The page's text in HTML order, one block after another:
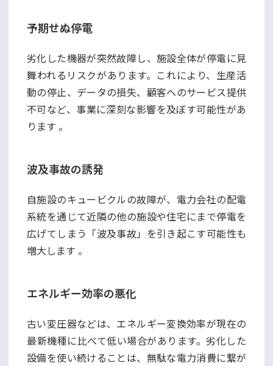
予期せぬ停電
劣化した機器が突然故障し、施設全体が停電に見
舞われるリスクがあります。これにより、生産活
動の停止、データの損失、顧客へのサービス提供
不可など、事業に深刻な影響を及ぼす可能性があ
ります 。
波及事故の誘発
自施設のキュービクルの故障が、電力会社の配電
系統を通じて近隣の他の施設や住宅にまで停電を
広げてしまう「波及事故」を引き起こす可能性も
増大します 。
エネルギー効率の悪化
古い変圧器などは、エネルギー変換効率が現在の
最新機種に比べて低い場合があります。劣化した
設備を使い続けることは、無駄な電力消費に繋が